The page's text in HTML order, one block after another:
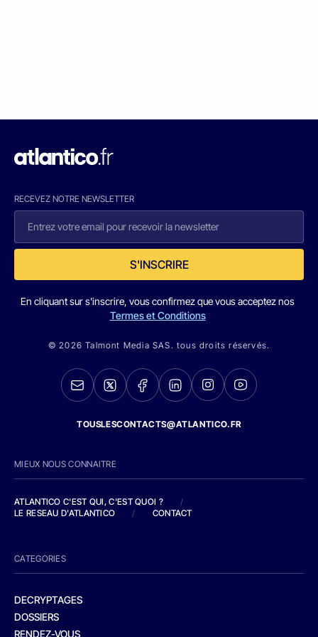
RECEVEZ NOTRE NEWSLETTER
S'INSCRIRE
En cliquant sur s'inscrire, vous confirmez que vous acceptez nos
Termes et Conditions
© 2026 Talmont Media SAS. tous droits réservés.
TOUSLESCONTACTS@ATLANTICO.FR
MIEUX NOUS CONNAITRE
ATLANTICO C'EST QUI, C'EST QUOI ?
/
LE RESEAU D'ATLANTICO
/ CONTACT
CATEGORIES
DECRYPTAGES
DOSSIERS
RENDEZ-VOUS